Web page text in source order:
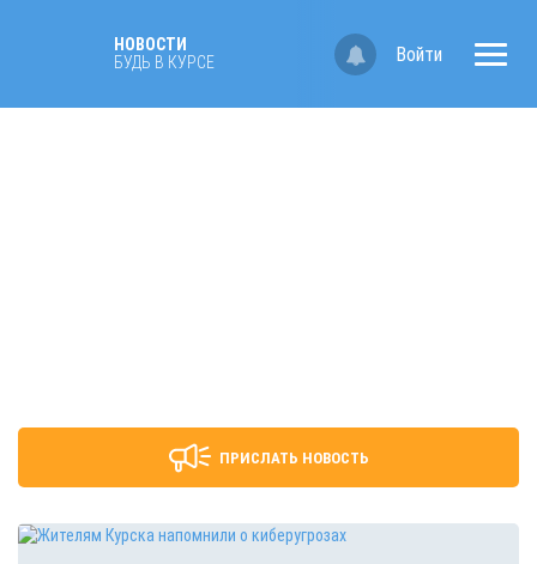
НОВОСТИ
БУДЬ В КУРСЕ
Войти
ПРИСЛАТЬ НОВОСТЬ